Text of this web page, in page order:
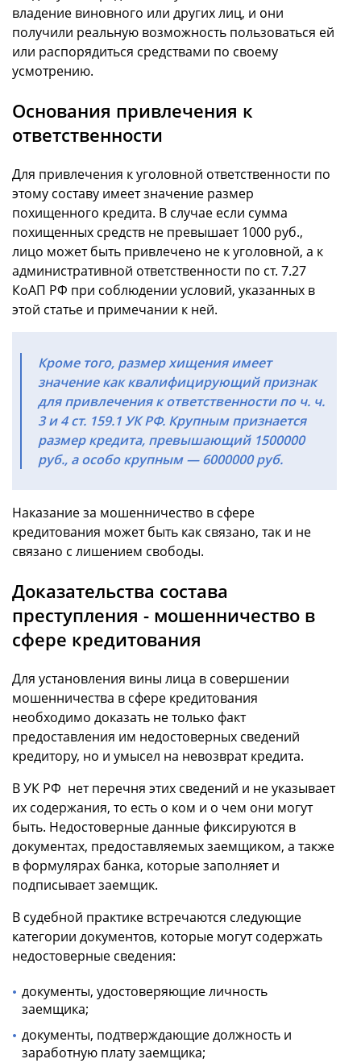
владение виновного или других лиц, и они
получили реальную возможность пользоваться ей
или распорядиться средствами по своему
усмотрению.
Основания привлечения к
ответственности
Для привлечения к уголовной ответственности по
этому составу имеет значение размер
похищенного кредита. В случае если сумма
похищенных средств не превышает 1000 руб.,
лицо может быть привлечено не к уголовной, а к
административной ответственности по ст. 7.27
КоАП РФ при соблюдении условий, указанных в
этой статье и примечании к ней.
Кроме того, размер хищения имеет
значение как квалифицирующий признак
для привлечения к ответственности по ч. ч.
3 и 4 ст. 159.1 УК РФ. Крупным признается
размер кредита, превышающий 1500000
руб., а особо крупным — 6000000 руб.
Наказание за мошенничество в сфере
кредитования может быть как связано, так и не
связано с лишением свободы.
Доказательства состава
преступления - мошенничество в
сфере кредитования
Для установления вины лица в совершении
мошенничества в сфере кредитования
необходимо доказать не только факт
предоставления им недостоверных сведений
кредитору, но и умысел на невозврат кредита.
В УК РФ нет перечня этих сведений и не указывает
их содержания, то есть о ком и о чем они могут
быть. Недостоверные данные фиксируются в
документах, предоставляемых заемщиком, а также
в формулярах банка, которые заполняет и
подписывает заемщик.
В судебной практике встречаются следующие
категории документов, которые могут содержать
недостоверные сведения:
документы, удостоверяющие личность
заемщика;
документы, подтверждающие должность и
заработную плату заемщика;